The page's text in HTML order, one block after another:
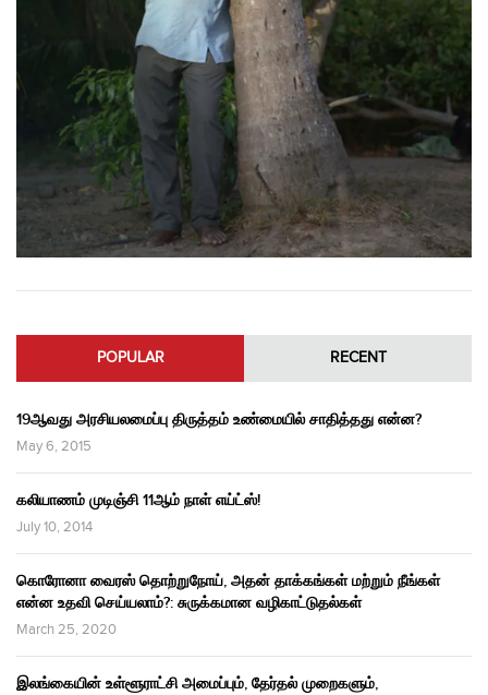
POPULAR RECENT
19ஆவது அரசியலமைப்பு திருத்தம் உண்மையில் சாதித்தது என்ன?
May 6, 2015
கலியாணம் முடிஞ்சி 11ஆம் நாள் எய்ட்ஸ்!
July 10, 2014
கொரோனா வைரஸ் தொற்றுநோய், அதன் தாக்கங்கள் மற்றும் நீங்கள்
என்ன உதவி செய்யலாம்?: சுருக்கமான வழிகாட்டுதல்கள்
March 25, 2020
இலங்கையின் உள்ளூராட்சி அமைப்பும், தேர்தல் முறைகளும்,